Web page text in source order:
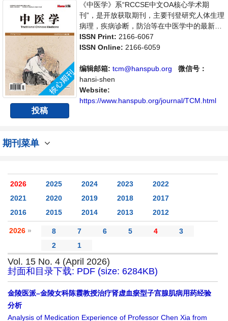
投稿
《中医学》系“RCCSE中文OA核心学术期
刊”，是开放获取期刊，主要刊登研究人体生理
病理，疾病诊断，防治等在中医学中的最新应
用的论文。本刊支持思想创新、学术创新，倡
导科学，繁荣学术，集学术性、思想性为一
人员提供一个传播、分享和讨论中医学领域内
不同方向问题与发展的交流平台。
ISSN Print: 2166-6067
ISSN Online: 2166-6059
编辑邮箱: tcm@hanspub.org
微信号：
hansi-shen
Website:
https://www.hanspub.org/journal/TCM.html
期刊菜单
2026 2025 2024 2023
2022
2021
2020 2019 2018
2017
2016
2015 2014 2013 2012
2026 » 8 7 6 5 4
3
2
1
Vol. 15 No. 4 (April 2026)
封面和目录下载: PDF (size: 6284KB)
金陵医派–金陵女科陈霞教授治疗肾虚血瘀型子宫腺肌病用药经验
分析
Analysis of Medication Experience of Professor Chen Xia from